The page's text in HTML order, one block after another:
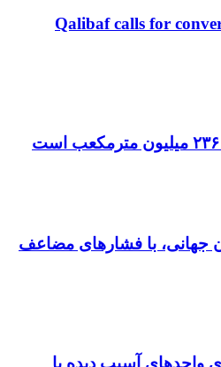
Qalibaf calls for
جهانی، با فشارهای مضاعف
واحدهای آسیب دیده با